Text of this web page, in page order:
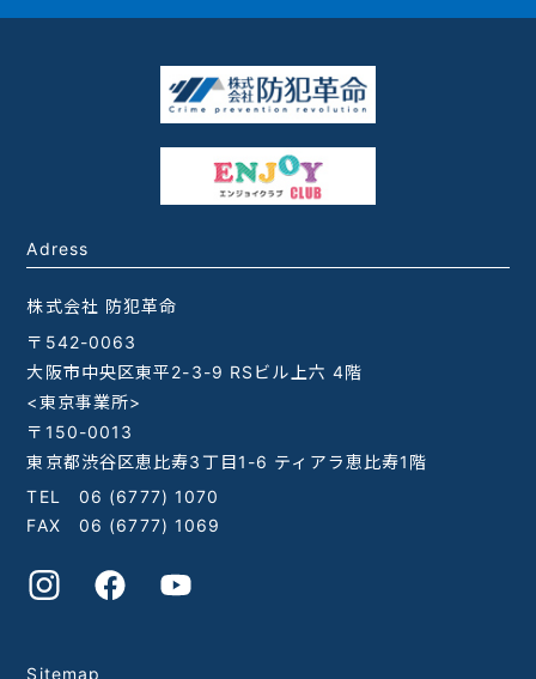
Adress
株式会社 防犯革命
〒542-0063
大阪市中央区東平2-3-9 RSビル上六 4階
<東京事業所>
〒150-0013
東京都渋谷区恵比寿3丁目1-6 ティアラ恵比寿1階
TEL 06 (6777) 1070
FAX 06 (6777) 1069
Sitemap